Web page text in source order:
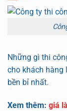
Những gì thi
cho khách hàng
bền bỉ nhất.
Xem thêm: giá